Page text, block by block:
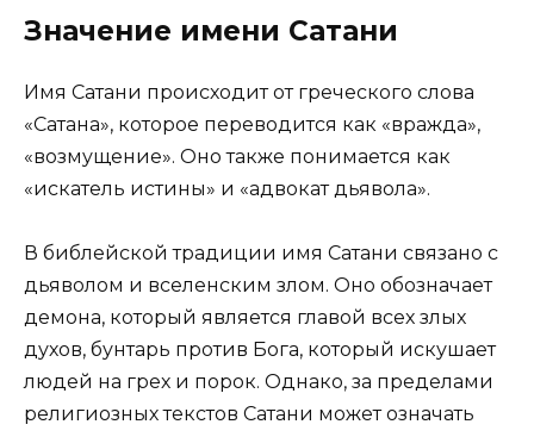
Значение имени Сатани
Имя Сатани происходит от греческого слова
«Сатана», которое переводится как «вражда»,
«возмущение». Оно также понимается как
«искатель истины» и «адвокат дьявола».
В библейской традиции имя Сатани связано с
дьяволом и вселенским злом. Оно обозначает
демона, который является главой всех злых
духов, бунтарь против Бога, который искушает
людей на грех и порок. Однако, за пределами
религиозных текстов Сатани может означать